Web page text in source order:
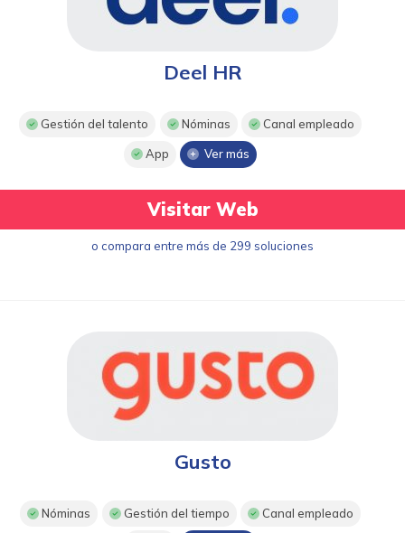
Deel HR
Gestión del talento Nóminas Canal empleado
App Ver más
Visitar Web
o compara entre más de 299 soluciones
Gusto
Nóminas Gestión del tiempo Canal empleado